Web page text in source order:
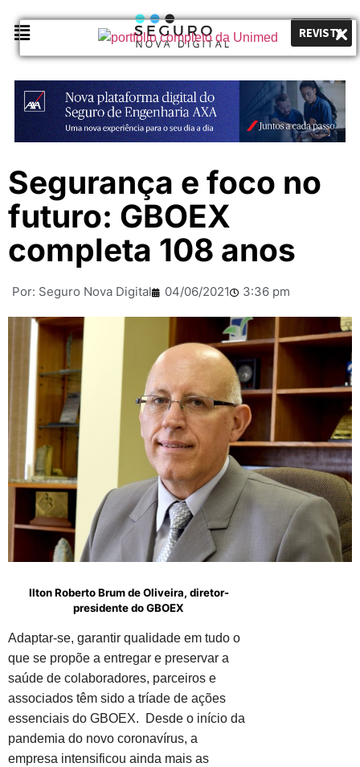
REVISTA
Segurança e foco no
futuro: GBOEX
completa 108 anos
Por: Seguro Nova Digital 04/06/2021 3:36 pm
Ilton Roberto Brum de Oliveira, diretor-
presidente do GBOEX
Adaptar-se, garantir qualidade em tudo o
que se propõe a entregar e preservar a
saúde de colaboradores, parceiros e
associados têm sido a tríade de ações
essenciais do GBOEX. Desde o início da
pandemia do novo coronavírus, a
empresa intensificou ainda mais as